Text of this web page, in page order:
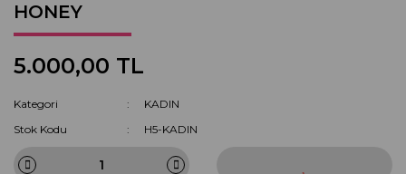
HONEY
5.000,00 TL
Kategori
KADIN
Stok Kodu
H5-KADIN